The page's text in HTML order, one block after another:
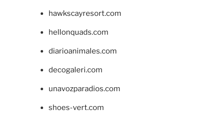
hawkscayresort.com
hellonquads.com
diarioanimales.com
decogaleri.com
unavozparadios.com
shoes-vert.com